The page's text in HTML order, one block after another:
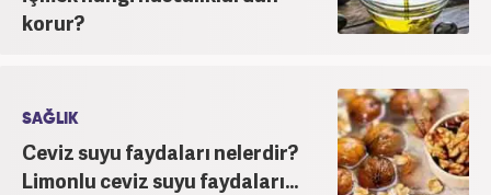
korur?
SAĞLIK
Ceviz suyu faydaları nelerdir?
Limonlu ceviz suyu faydaları...